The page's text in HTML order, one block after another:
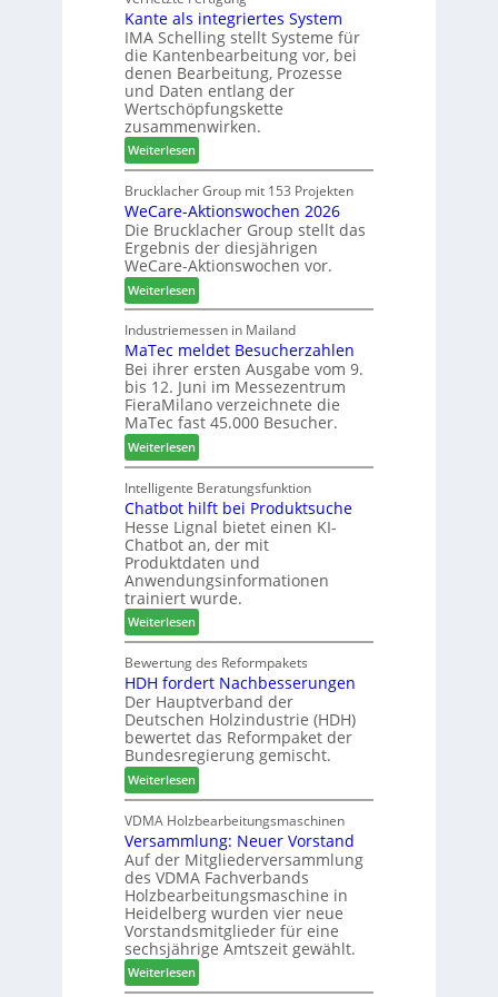
i
nr
G
e
s
c
h
ä
f
s
f
ü
h
r
e
M
z
i
e
h
t
B
i
l
a
n
z
i
n
I
a
l
i
e
n
Kante als integriertes System
IMA Schelling stellt Systeme für
die Kantenbearbeitung vor, bei
denen Bearbeitung, Prozesse
und Daten entlang der
Wertschöpfungskette
zusammenwirken.
Weiterlesen:
K
a
n
t
e
a
l
s
i
n
t
e
g
r
i
e
r
t
e
s
S
y
s
t
m
Brucklacher Group mit 153 Projekten
WeCare-Aktionswochen 2026
Die Brucklacher Group stellt das
Ergebnis der diesjährigen
WeCare-Aktionswochen vor.
Weiterlesen:
W
e
C
a
r
e
-
A
k
t
i
o
n
s
w
o
c
h
e
n
2
0
2
6
Industriemessen in Mailand
MaTec meldet Besucherzahlen
Bei ihrer ersten Ausgabe vom 9.
bis 12. Juni im Messezentrum
FieraMilano verzeichnete die
MaTec fast 45.000 Besucher.
Weiterlesen:
M
a
T
e
c
m
e
l
d
e
t
B
e
s
u
c
h
e
r
z
a
h
l
e
n
Intelligente Beratungsfunktion
Chatbot hilft bei Produktsuche
Hesse Lignal bietet einen KI-
Chatbot an, der mit
Produktdaten und
Anwendungsinformationen
trainiert wurde.
Weiterlesen:
C
h
a
t
b
o
t
h
i
l
t
b
e
i
P
r
o
Bewertung des Reformpakets
HDH fordert Nachbesserungen
Der Hauptverband der
Deutschen Holzindustrie (HDH)
bewertet das Reformpaket der
Bundesregierung gemischt.
Weiterlesen:
H
D
H
f
o
r
d
e
r
t
VDMA Holzbearbeitungsmaschinen
Versammlung: Neuer Vorstand
Auf der Mitgliederversammlung
des VDMA Fachverbands
Holzbearbeitungsmaschine in
Heidelberg wurden vier neue
Vorstandsmitglieder für eine
sechsjährige Amtszeit gewählt.
Weiterlesen:
V